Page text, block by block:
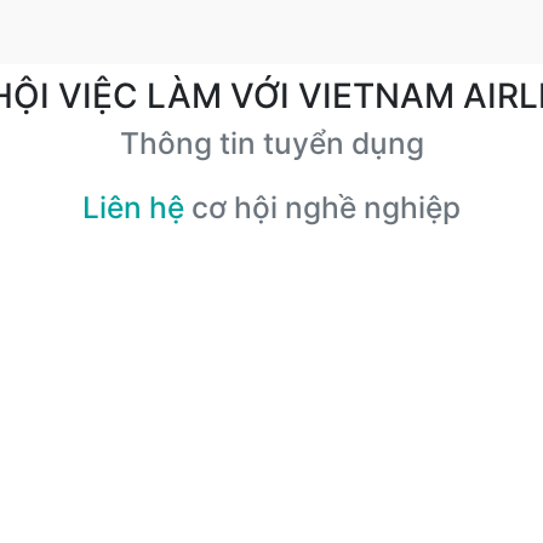
VIỆC LÀM VỚI VIETNAM
Thông tin tuyển dụng
Liên hệ cơ hội nghề nghiệp